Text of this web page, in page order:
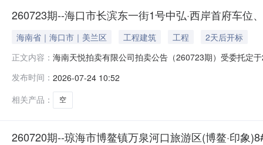
260723期--海口市长滨东一街1号中弘·西岸首府车
海南省｜海口市｜美兰区 工程建筑 工程
2天后开标
正文内容： 海南天悦拍卖有限公司拍卖公告（260723期）受委托定
号并实名认证，具体详见阿里拍卖平台《拍卖公告》《
发布时间： 2026-07-24 10:52
相关产品：
空
260720期--琼海市博鳌镇万泉河口旅游区(博鳌·印象